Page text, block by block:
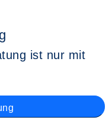
ist nur mit